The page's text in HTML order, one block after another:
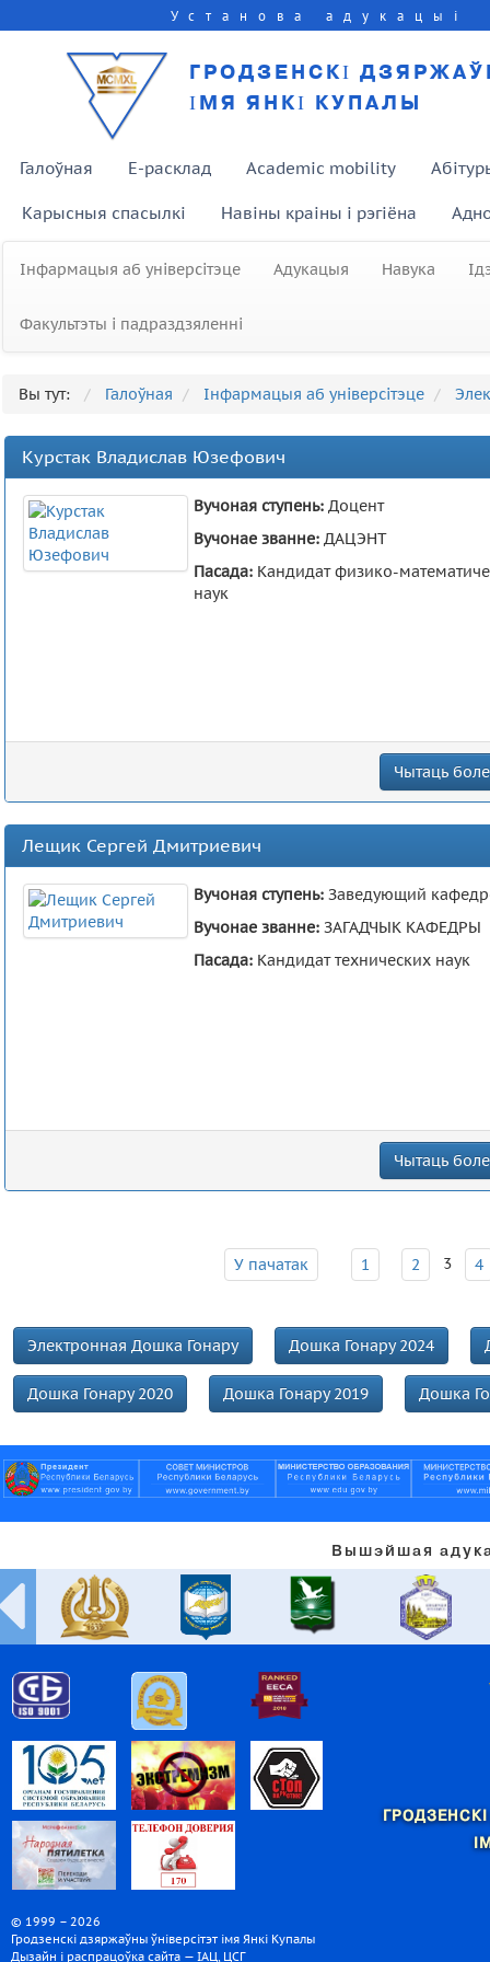
Установа адукацыі
ГРОДЗЕНСКІ
ІМЯ ЯНКІ КУПАЛЫ
Галоўная E-расклад Academic mobility
Карысныя спасылкі Навіны краіны і рэгіёна
Інфармацыя аб універсітэце Адукацыя Навука
Факультэты і падраздзяленні
Вы тут: Галоўная Інфармацыя аб універсітэце
Курстак Владислав Юзефович
Вучоная ступень: Доцент
Вучонае званне: ДАЦЭНТ
Пасада: Кандидат физико-
наук
Чытаць
Лещик Сергей Дмитриевич
Вучоная ступень: Заведующий
Вучонае званне: ЗАГАДЧЫК КАФЕДРЫ
Пасада: Кандидат технических наук
Чытаць
У пачатак 1 2 3
4
Электронная Дошка Гонару Дошка Гонару 2024
Дошка Гонару 2020 Дошка Гонару 2019 Дошка
Вышэйшая
© 1999 – 2026
Гродзенскі дзяржаўны ўніверсітэт імя Янкі Купалы
Дызайн і распрацоўка сайта — ІАЦ, ЦСГ